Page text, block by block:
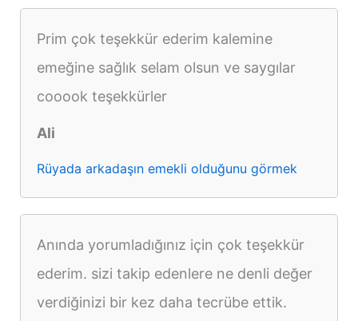
Prim çok teşekkür ederim kalemine
emeğine sağlık selam olsun ve saygılar
cooook teşekkürler
Ali
Rüyada arkadaşın emekli olduğunu görmek
Anında yorumladığınız için çok teşekkür
ederim. sizi takip edenlere ne denli değer
verdiğinizi bir kez daha tecrübe ettik.